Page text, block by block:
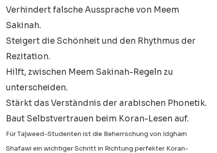
Verhindert falsche Aussprache von Meem
Sakinah.
Steigert die Schönheit und den Rhythmus der
Rezitation.
Hilft, zwischen Meem Sakinah-Regeln zu
unterscheiden.
Stärkt das Verständnis der arabischen Phonetik.
Baut Selbstvertrauen beim Koran-Lesen auf.
Für Tajweed-Studenten ist die Beherrschung von Idgham
Shafawi ein wichtiger Schritt in Richtung perfekter Koran-